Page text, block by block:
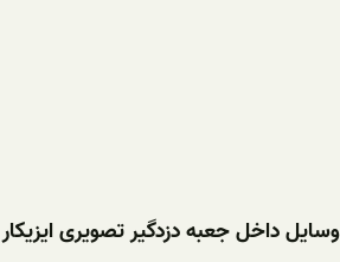
وسایل داخل جعبه دزدگیر تصویری ایزیکار Z1